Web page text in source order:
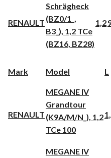
RENAULT
Schrägheck
(BZ0/1_,
B3_), 1,2 TCe
(BZ16, BZ28)
1,2
Mark Model L
RENAULT
MEGANE IV
Grandtour
(K9A/M/N_), 1,2
TCe 100
MEGANE IV